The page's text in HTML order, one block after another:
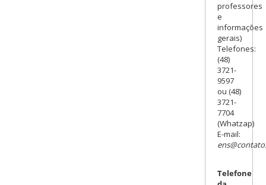
professores
e
informações
gerais)
Telefones:
(48)
3721-
9597
ou (48)
3721-
7704
(Whatzap)
E-mail:
Telefone